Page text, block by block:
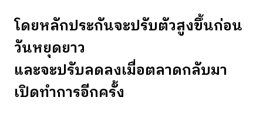
โดยหลักประกันจะปรับตัวสูงขึ้นก่อน
วันหยุดยาว
และจะปรับลดลงเมื่อตลาดกลับมา
เปิดทำการอีกครั้ง